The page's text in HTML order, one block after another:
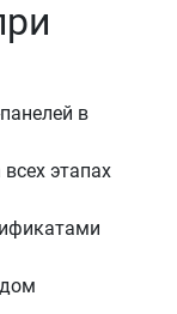
в
этапах